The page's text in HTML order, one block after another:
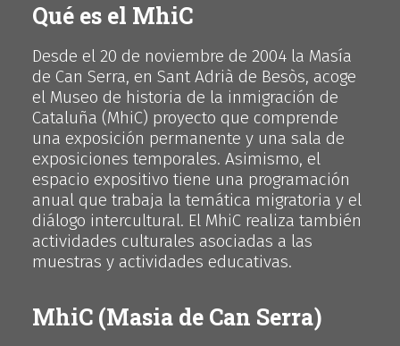
Qué es el MhiC
Desde el 20 de noviembre de 2004 la Masía
de Can Serra, en Sant Adrià de Besòs, acoge
el Museo de historia de la inmigración de
Cataluña (MhiC) proyecto que comprende
una exposición permanente y una sala de
exposiciones temporales. Asimismo, el
espacio expositivo tiene una programación
anual que trabaja la temática migratoria y el
diálogo intercultural. El MhiC realiza también
actividades culturales asociadas a las
muestras y actividades educativas.
MhiC (Masia de Can Serra)